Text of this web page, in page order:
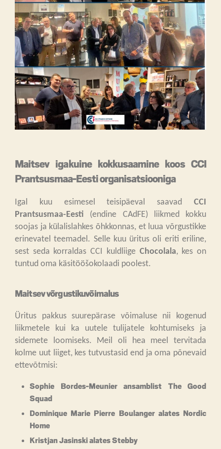
Maitsev igakuine kokkusaamine koos CCI
Prantsusmaa-Eesti organisatsiooniga
Igal kuu esimesel teisipäeval saavad CCI
Prantsusmaa-Eesti (endine CAdFE) liikmed kokku
soojas ja külalislahkes õhkkonnas, et luua võrgustikke
erinevatel teemadel. Selle kuu üritus oli eriti eriline,
sest seda korraldas CCI kuldliige Chocolala, kes on
tuntud oma käsitööšokolaadi poolest.
Maitsev võrgustikuvõimalus
Üritus pakkus suurepärase võimaluse nii kogenud
liikmetele kui ka uutele tulijatele kohtumiseks ja
sidemete loomiseks. Meil oli hea meel tervitada
kolme uut liiget, kes tutvustasid end ja oma põnevaid
ettevõtmisi:
Sophie Bordes-Meunieransamblist The Good
Squad
Dominique Marie Pierre Boulangeralates Nordic
Home
Kristjan JasinskialatesStebby